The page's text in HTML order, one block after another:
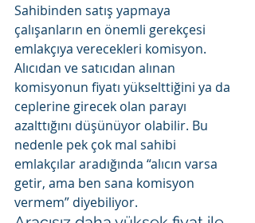
Sahibinden satış yapmaya
çalışanların en önemli gerekçesi
emlakçıya verecekleri komisyon.
Alıcıdan ve satıcıdan alınan
komisyonun fiyatı yükselttiğini ya da
ceplerine girecek olan parayı
azalttığını düşünüyor olabilir. Bu
nedenle pek çok mal sahibi
emlakçılar aradığında “alıcın varsa
getir, ama ben sana komisyon
vermem” diyebiliyor.